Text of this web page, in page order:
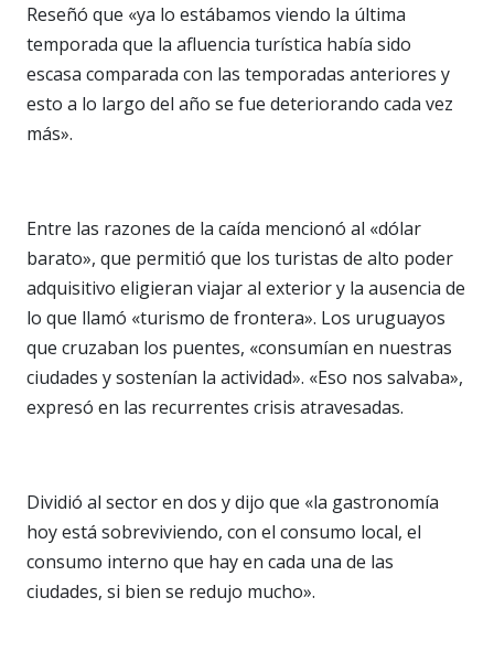
Reseñó que «ya lo estábamos viendo la última
temporada que la afluencia turística había sido
escasa comparada con las temporadas anteriores y
esto a lo largo del año se fue deteriorando cada vez
más».
Entre las razones de la caída mencionó al «dólar
barato», que permitió que los turistas de alto poder
adquisitivo eligieran viajar al exterior y la ausencia de
lo que llamó «turismo de frontera». Los uruguayos
que cruzaban los puentes, «consumían en nuestras
ciudades y sostenían la actividad». «Eso nos salvaba»,
expresó en las recurrentes crisis atravesadas.
Dividió al sector en dos y dijo que «la gastronomía
hoy está sobreviviendo, con el consumo local, el
consumo interno que hay en cada una de las
ciudades, si bien se redujo mucho».